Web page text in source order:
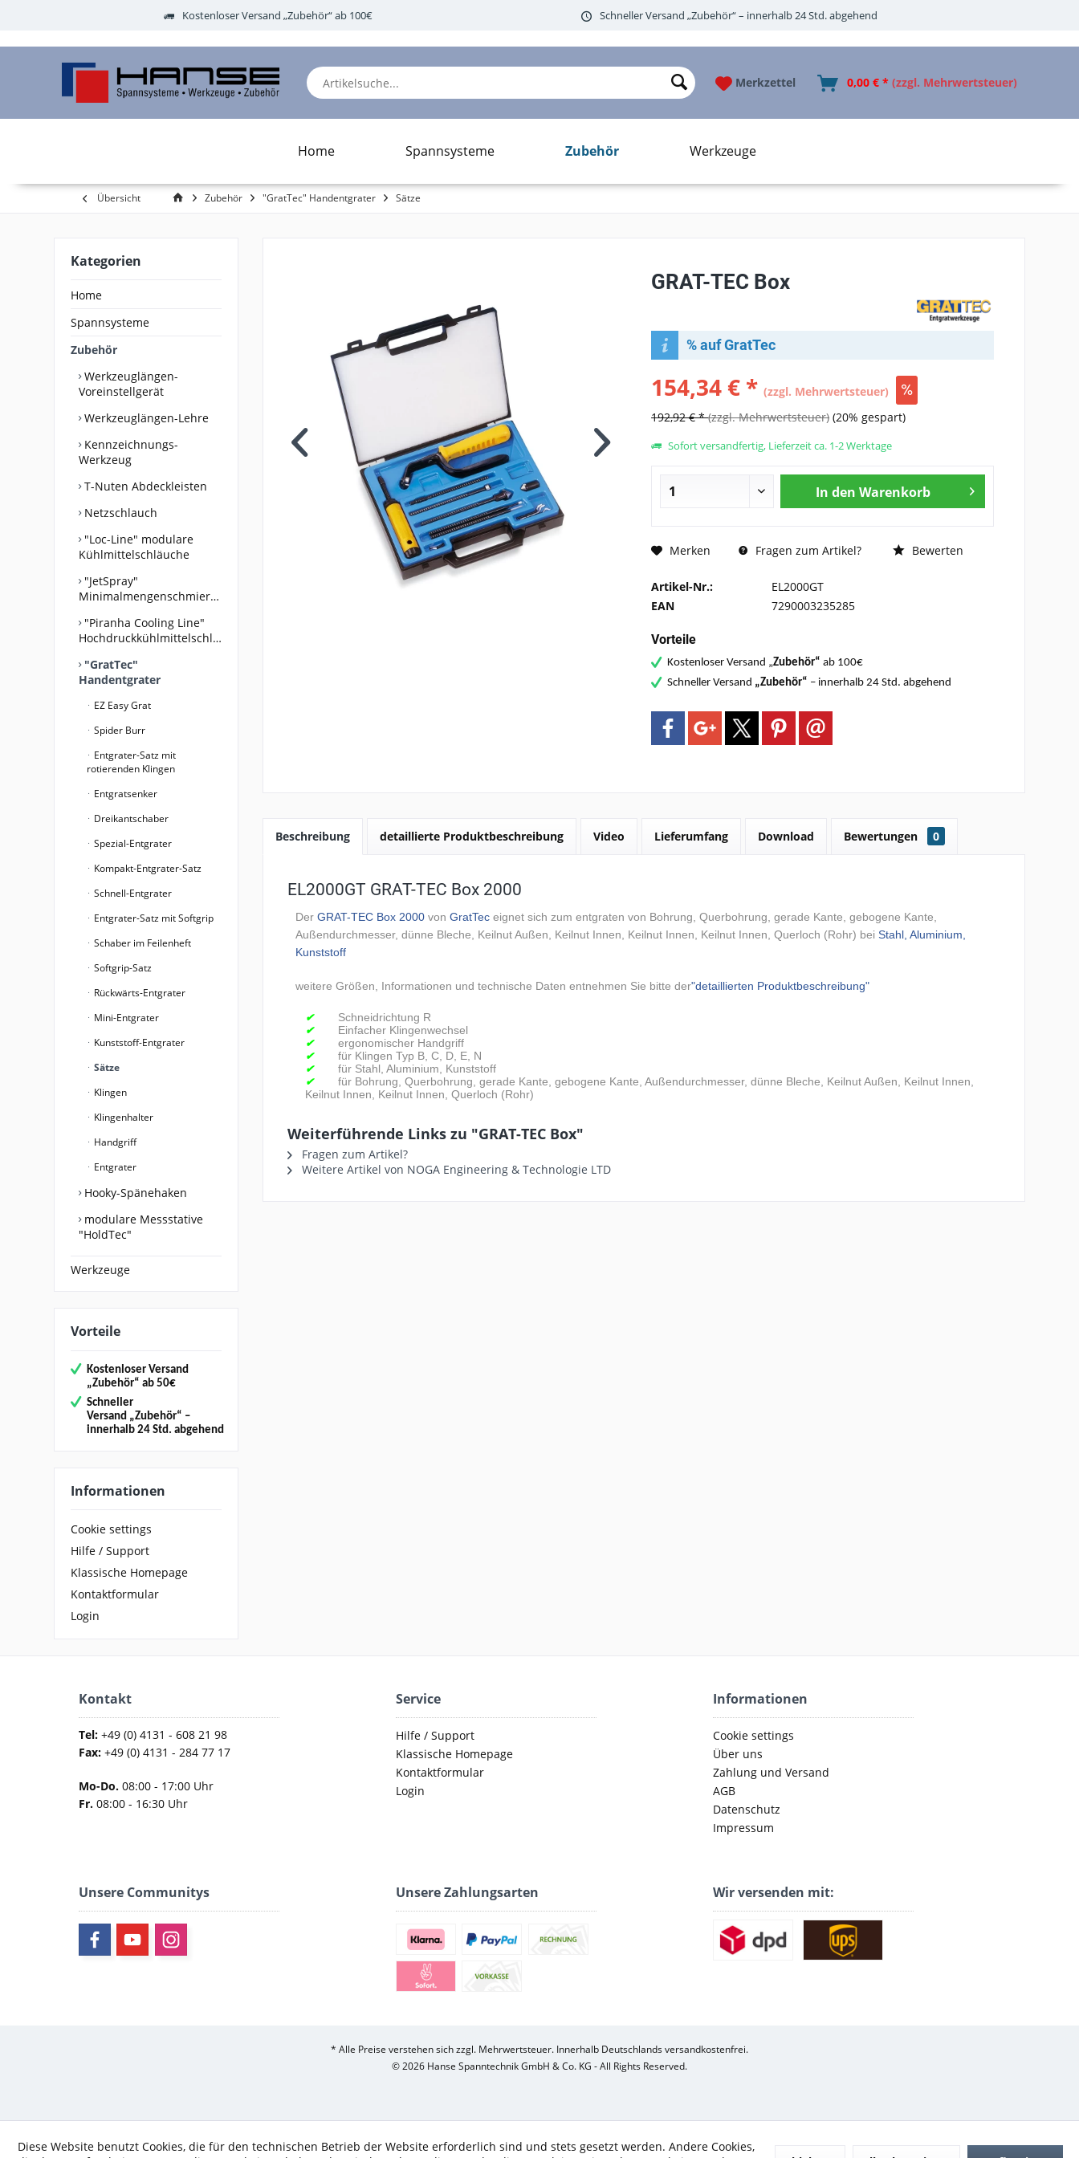
Kostenloser Versand „Zubehör“ ab 100€ Schneller Versand „Zubehör“ – innerhalb 24 Std. abgehend
Merkzettel 0,00 € * (zzgl. Mehrwertsteuer)
Home Spannsysteme Zubehör Werkzeuge
Übersicht Zubehör "GratTec" Handentgrater Sätze
Kategorien
Home
Spannsysteme
Zubehör
Werkzeuglängen-
Voreinstellgerät
Werkzeuglängen-Lehre
Kennzeichnungs-
Werkzeug
T-Nuten Abdeckleisten
Netzschlauch
"Loc-Line" modulare
Kühlmittelschläuche
"JetSpray"
Minimalmengenschmiersystem
"Piranha Cooling Line"
Hochdruckkühlmittelschläuche
"GratTec"
Handentgrater
EZ Easy Grat
Spider Burr
Entgrater-Satz mit
rotierenden Klingen
Entgratsenker
Dreikantschaber
Spezial-Entgrater
Kompakt-Entgrater-Satz
Schnell-Entgrater
Entgrater-Satz mit Softgrip
Schaber im Feilenheft
Softgrip-Satz
Rückwärts-Entgrater
Mini-Entgrater
Kunststoff-Entgrater
Sätze
Klingen
Klingenhalter
Handgriff
Entgrater
Hooky-Spänehaken
modulare Messstative
"HoldTec"
Werkzeuge
Vorteile
Kostenloser Versand
„Zubehör“ ab 50€
Schneller
Versand „Zubehör“ –
innerhalb 24 Std. abgehend
Informationen
Cookie settings
Hilfe / Support
Klassische Homepage
Kontaktformular
Login
GRAT-TEC Box
% auf GratTec
154,34 € *(zzgl. Mehrwertsteuer)
192,92 € *(zzgl. Mehrwertsteuer) (20% gespart)
Sofort versandfertig, Lieferzeit ca. 1-2 Werktage
In den Warenkorb
Merken Fragen zum Artikel? Bewerten
Artikel-Nr.:
EL2000GT
EAN
7290003235285
Vorteile
Kostenloser Versand „Zubehör“ ab 100€
Schneller Versand „Zubehör“ – innerhalb 24 Std. abgehend
Beschreibung detaillierte Produktbeschreibung Video Lieferumfang Download Bewertungen 0
EL2000GT GRAT-TEC Box 2000
DerGRAT-TEC Box 2000vonGratTec eignet sich zumentgraten von Bohrung, Querbohrung, gerade Kante, gebogene Kante,
Außendurchmesser, dünne Bleche, Keilnut Außen, Keilnut Innen, Keilnut Innen, Keilnut Innen, Querloch (Rohr) beiStahl, Aluminium,
Kunststoff
weitere Größen, Informationen und technische Daten entnehmen Sie bitte der"detaillierten Produktbeschreibung"
✔ Schneidrichtung R
✔ Einfacher Klingenwechsel
✔ ergonomischer Handgriff
✔ für Klingen Typ B, C, D, E, N
✔ für Stahl, Aluminium, Kunststoff
✔
für Bohrung, Querbohrung, gerade Kante, gebogene Kante, Außendurchmesser, dünne Bleche, Keilnut Außen, Keilnut Innen,
Keilnut Innen, Keilnut Innen, Querloch (Rohr)
Weiterführende Links zu "GRAT-TEC Box"
Fragen zum Artikel?
Weitere Artikel von NOGA Engineering & Technologie LTD
Kontakt
Tel:+49 (0) 4131 - 608 21 98
Fax:+49 (0) 4131 - 284 77 17
Mo-Do.08:00 - 17:00 Uhr
Fr.08:00 - 16:30 Uhr
Service
Hilfe / Support
Klassische Homepage
Kontaktformular
Login
Informationen
Cookie settings
Über uns
Zahlung und Versand
AGB
Datenschutz
Impressum
Unsere Communitys Unsere Zahlungsarten Wir versenden mit:
* Alle Preise verstehen sich zzgl. Mehrwertsteuer. Innerhalb Deutschlands versandkostenfrei.
© 2026 Hanse Spanntechnik GmbH & Co. KG - All Rights Reserved.
Diese Website benutzt Cookies, die für den technischen Betrieb der Website erforderlich sind und stets gesetzt werden. Andere Cookies,